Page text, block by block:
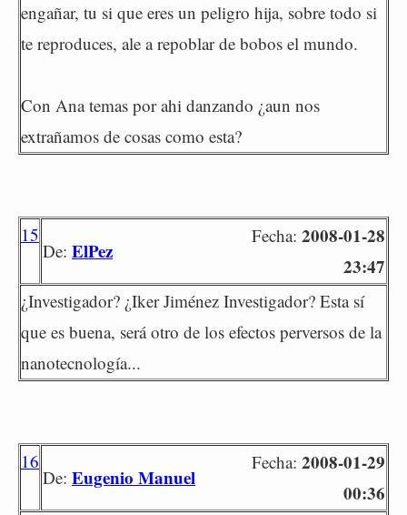
engañar, tu si que eres un peligro hija, sobre todo si
te reproduces, ale a repoblar de bobos el mundo.
Con Ana temas por ahi danzando ¿aun nos
extrañamos de cosas como esta?
15
De: ElPez
Fecha: 2008-01-28
23:47
¿Investigador? ¿Iker Jiménez Investigador? Esta sí
que es buena, será otro de los efectos perversos de la
nanotecnología...
16
De: Eugenio Manuel
Fecha: 2008-01-29
00:36